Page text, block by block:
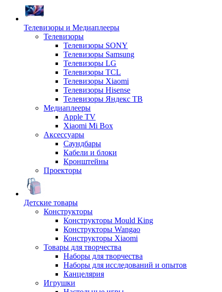
Телевизоры и Медиаплееры
Телевизоры
Телевизоры SONY
Телевизоры Samsung
Телевизоры LG
Телевизоры TCL
Телевизоры Xiaomi
Телевизоры Hisense
Телевизоры Яндекс ТВ
Медиаплееры
Apple TV
Xiaomi Mi Box
Аксессуары
Саундбары
Кабели и блоки
Кронштейны
Проекторы
Детские товары
Конструкторы
Конструкторы Mould King
Конструкторы Wangao
Конструкторы Xiaomi
Товары для творчества
Наборы для творчества
Наборы для исследований и опытов
Канцелярия
Игрушки